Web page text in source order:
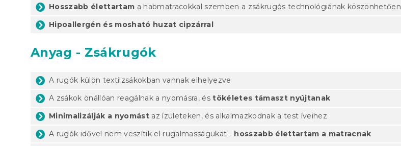
Hosszabb élettartam a habmatracokkal szemben a zsákrugós technológiának köszönhetően
Hipoallergén és mosható huzat cipzárral
Anyag - Zsákrugók
A rugók külön textilzsákokban vannak elhelyezve
A zsákok önállóan reagálnak a nyomásra, éstökéletes támaszt nyújtanak
Minimalizálják a nyomást az ízületeken, és alkalmazkodnak a test íveihez
A rugók idővel nem veszítik el rugalmasságukat - hosszabb élettartam a matracnak